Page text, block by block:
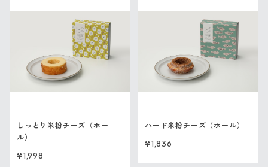
しっとり米粉チーズ（ホー
ル）
¥1,998
ハード米粉チーズ（ホール）
¥1,836